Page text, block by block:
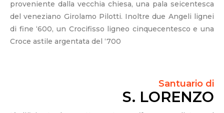
proveniente dalla vecchia chiesa, una pala seicentesca
del veneziano Girolamo Pilotti. Inoltre due Angeli lignei
di fine ‘600, un Crocifisso ligneo cinquecentesco e una
Croce astile argentata del ‘700
Santuario di
S. LORENZO